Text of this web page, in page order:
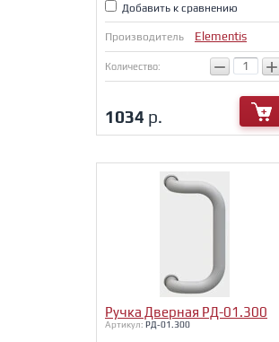
Добавить к сравнению
Производитель Elementis
Количество: − +
1034 р.
Ручка Дверная РД-01.300
Артикул: РД-01.300